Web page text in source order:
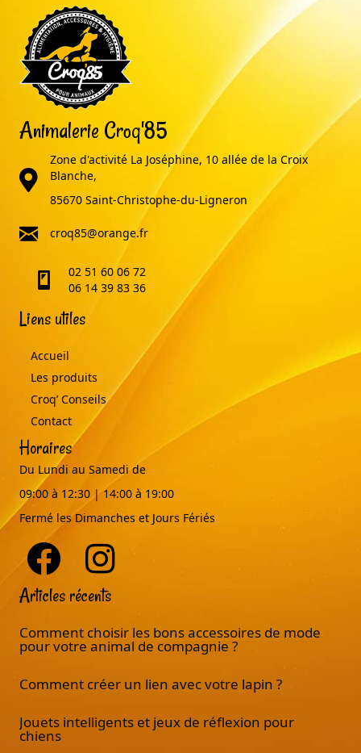
Animalerie Croq'85
adresse
Zone d'activité La Joséphine, 10 allée de la Croix
Blanche,
85670 Saint-Christophe-du-Ligneron
email
croq85@orange.fr
telephone02 51 60 06 72
06 14 39 83 36
Liens utiles
Accueil
Les produits
Croq’ Conseils
Contact
Horaires
Du Lundi au Samedi de
09:00 à 12:30 | 14:00 à 19:00
Fermé les Dimanches et Jours Fériés
Articles récents
Comment choisir les bons accessoires de mode
pour votre animal de compagnie ?
Comment créer un lien avec votre lapin ?
Jouets intelligents et jeux de réflexion pour
chiens